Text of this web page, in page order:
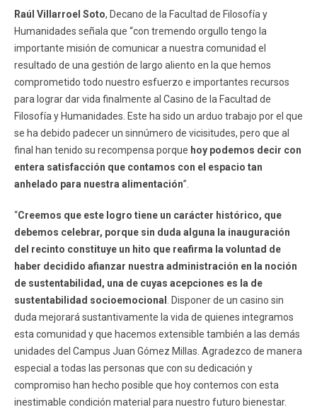
Raúl Villarroel Soto, Decano de la Facultad de Filosofía y
Humanidades señala que “con tremendo orgullo tengo la
importante misión de comunicar a nuestra comunidad el
resultado de una gestión de largo aliento en la que hemos
comprometido todo nuestro esfuerzo e importantes recursos
para lograr dar vida finalmente al Casino de la Facultad de
Filosofía y Humanidades. Este ha sido un arduo trabajo por el que
se ha debido padecer un sinnúmero de vicisitudes, pero que al
final han tenido su recompensa porque hoy podemos decir con
entera satisfacción que contamos con el espacio tan
anhelado para nuestra alimentación”.
“Creemos que este logro tiene un carácter histórico, que
debemos celebrar, porque sin duda alguna la inauguración
del recinto constituye un hito que reafirma la voluntad de
haber decidido afianzar nuestra administración en la noción
de sustentabilidad, una de cuyas acepciones es la de
sustentabilidad socioemocional . Disponer de un casino sin
duda mejorará sustantivamente la vida de quienes integramos
esta comunidad y que hacemos extensible también a las demás
unidades del Campus Juan Gómez Millas. Agradezco de manera
especial a todas las personas que con su dedicación y
compromiso han hecho posible que hoy contemos con esta
inestimable condición material para nuestro futuro bienestar.